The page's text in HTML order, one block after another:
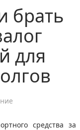
брать
для
средства за